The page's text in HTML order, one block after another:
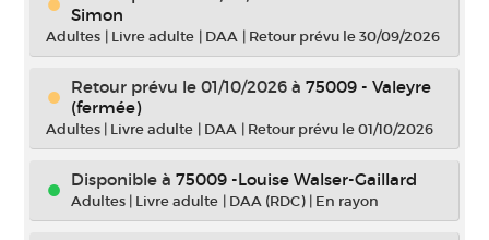
Simon
Adultes | Livre adulte | DAA | Retour prévu le 30/09/2026
Retour prévu le 01/10/2026 à 75009 - Valeyre
(fermée)
Adultes | Livre adulte | DAA | Retour prévu le 01/10/2026
Disponible à 75009 -Louise Walser-Gaillard
Adultes | Livre adulte | DAA (RDC) | En rayon